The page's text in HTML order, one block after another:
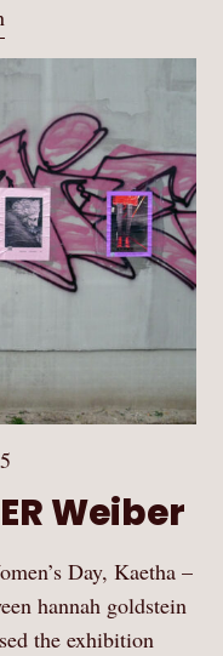
Weiber
Day, Kaetha –
hannah goldstein
the exhibition